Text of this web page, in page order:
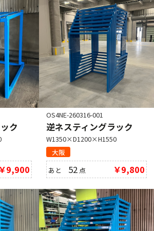
ク
￥9,900
OS4NE-260316-001
逆ネスティングラック
W1350×D1200×H1550
大阪
あと 52 点 ￥9,800